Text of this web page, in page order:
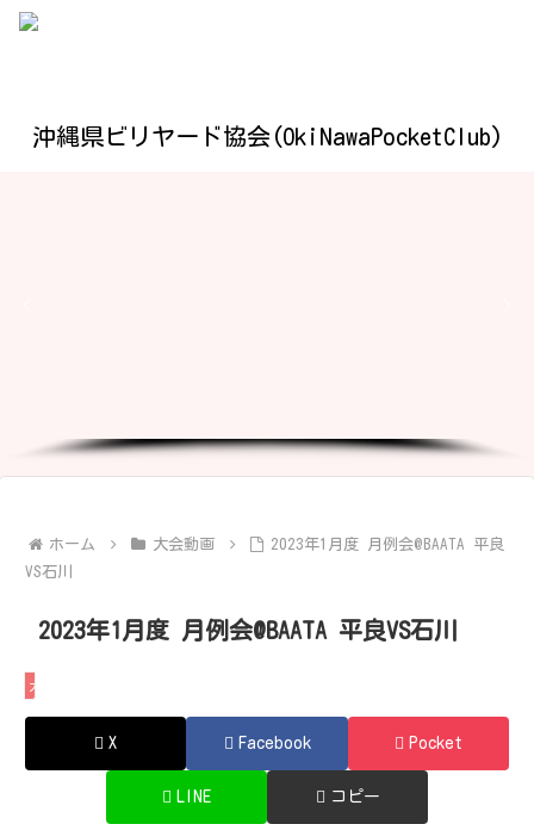
沖縄県ビリヤード協会(OkiNawaPocketClub)
ホーム 大会動画
2023年1月度 月例会@BAATA 平良
VS石川
2023年1月度 月例会@BAATA 平良VS石川
大会動画
X Facebook Pocket
LINE コピー